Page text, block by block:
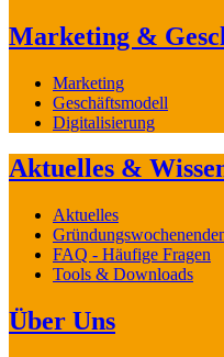
Marketing &
Marketing
Geschäftsmodell
Digitalisierung
Aktuelles &
Aktuelles
FAQ - Häufige Fragen
Tools & Downloads
Über Uns